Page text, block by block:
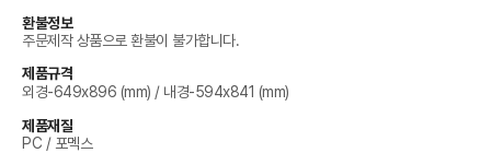
환불정보
주문제작 상품으로 환불이 불가합니다.
제품규격
외경-649x896 (mm) / 내경-594x841 (mm)
제품재질
PC / 포멕스